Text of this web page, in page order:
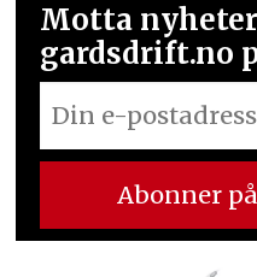
Motta
gardsdrift.no